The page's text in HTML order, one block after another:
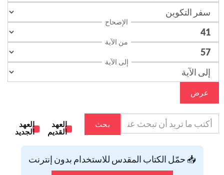
الإصحاح
من الآية
إلى الآية
عرض
بحث
العهد
القديم
العهد
الجديد
📥 حمّل الكتاب المقدس للاستخدام بدون إنترنت